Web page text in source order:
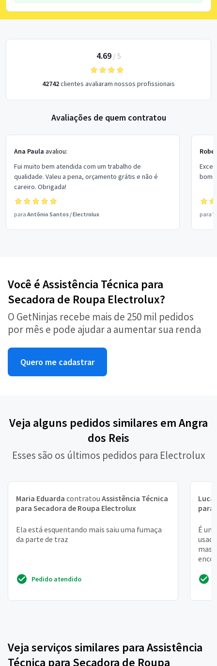
4.69/ 5
42742clientes avaliaram nossos profissionais
Avaliações de quem contratou
Ana Paula avaliou:
Fui muito bem atendida com um trabalho de
qualidade. Valeu a pena, orçamento grátis e não é
careiro. Obrigada!
para Antônio Santos /Electrolux
bom
para
Você é Assistência Técnica para
Secadora de Roupa Electrolux?
O GetNinjas recebe mais de 250 mil pedidos
por mês e pode ajudar a aumentar sua renda
Quero me cadastrar
Veja alguns pedidos similares em Angra
dos Reis
Esses são os últimos pedidos para Electrolux
Maria Eduarda contratou Assistência Técnica
para Secadora de Roupa Electrolux
Ela está esquentando mais saiu uma fumaça
da parte de traz
Pedido atendido
para
É
mas
Veja serviços similares para Assistência
Técnica para Secadora de Roupa